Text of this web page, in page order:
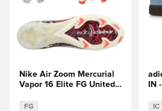
Nike Air Zoom Mercurial
Vapor 16 Elite FG United -
FG
IN
IC